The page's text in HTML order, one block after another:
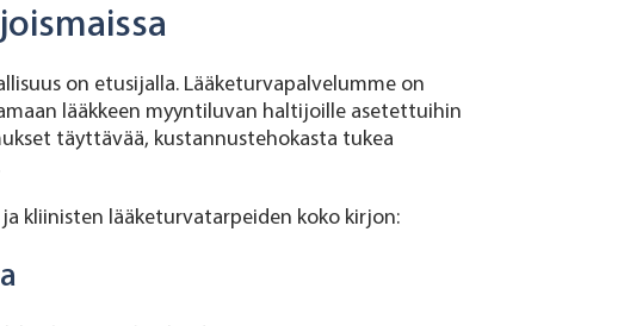
on etusijalla. Lääketurvapalvelumme on
lääkkeen myyntiluvan haltijoille asetettuihin
täyttävää, kustannustehokasta tukea
kliinisten lääketurvatarpeiden koko kirjon: